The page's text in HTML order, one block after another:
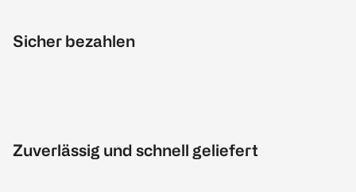
Sicher bezahlen
Zuverlässig und schnell geliefert